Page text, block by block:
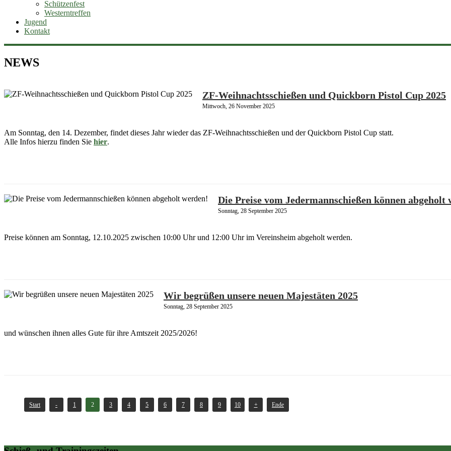
Schützenfest
Westerntreffen
Jugend
Kontakt
NEWS
ZF-Weihnachtsschießen und Quickborn Pistol Cup 2025
Mittwoch, 26 November 2025
Am Sonntag, den 14. Dezember, findet dieses Jahr wieder das ZF-Weihnachtsschießen und der Quickborn Pistol Cup statt.
Alle Infos hierzu finden Sie hier.
Die Preise vom Jedermannschießen können abgeholt
Sonntag, 28 September 2025
Preise können am Sonntag, 12.10.2025 zwischen 10:00 Uhr und 12:00 Uhr im Vereinsheim abgeholt werden.
Wir begrüßen unsere neuen Majestäten 2025
Sonntag, 28 September 2025
und wünschen ihnen alles Gute für ihre Amtszeit 2025/2026!
Start - 1 2 3 4 5 6 7 8 9 10 + Ende